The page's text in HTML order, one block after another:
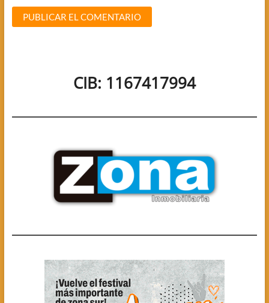
CIB: 1167417994